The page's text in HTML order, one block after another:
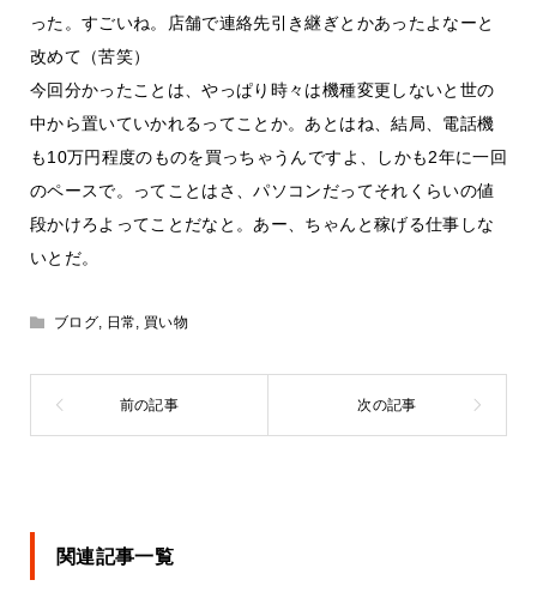
った。すごいね。店舗で連絡先引き継ぎとかあったよなーと
改めて（苦笑）
今回分かったことは、やっぱり時々は機種変更しないと世の
中から置いていかれるってことか。あとはね、結局、電話機
も10万円程度のものを買っちゃうんですよ、しかも2年に一回
のペースで。ってことはさ、パソコンだってそれくらいの値
段かけろよってことだなと。あー、ちゃんと稼げる仕事しな
いとだ。
ブログ, 日常, 買い物
関連記事一覧